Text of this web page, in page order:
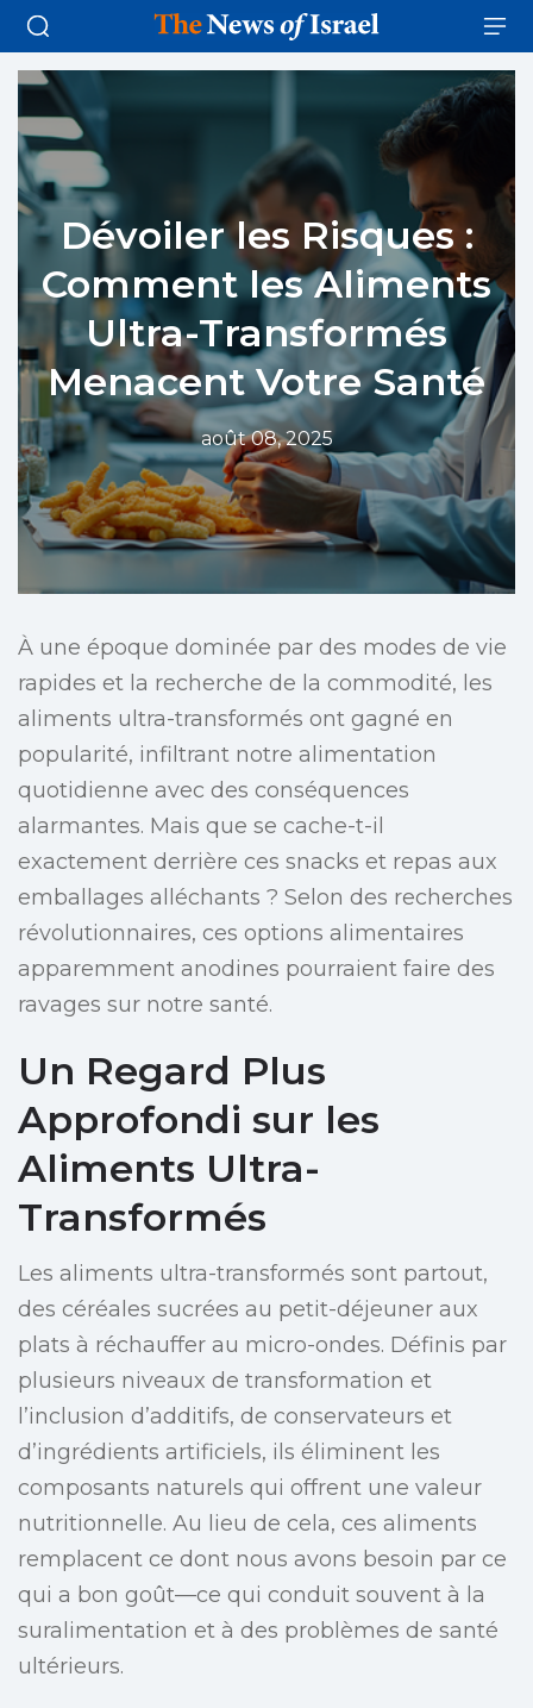
Dévoiler les Risques :
Comment les Aliments
Ultra-Transformés
Menacent Votre Santé
août 08, 2025
À une époque dominée par des modes de vie
rapides et la recherche de la commodité, les
aliments ultra-transformés ont gagné en
popularité, infiltrant notre alimentation
quotidienne avec des conséquences
alarmantes. Mais que se cache-t-il
exactement derrière ces snacks et repas aux
emballages alléchants ? Selon des recherches
révolutionnaires, ces options alimentaires
apparemment anodines pourraient faire des
ravages sur notre santé.
Un Regard Plus
Approfondi sur les
Aliments Ultra-
Transformés
Les aliments ultra-transformés sont partout,
des céréales sucrées au petit-déjeuner aux
plats à réchauffer au micro-ondes. Définis par
plusieurs niveaux de transformation et
l’inclusion d’additifs, de conservateurs et
d’ingrédients artificiels, ils éliminent les
composants naturels qui offrent une valeur
nutritionnelle. Au lieu de cela, ces aliments
remplacent ce dont nous avons besoin par ce
qui a bon goût—ce qui conduit souvent à la
suralimentation et à des problèmes de santé
ultérieurs.